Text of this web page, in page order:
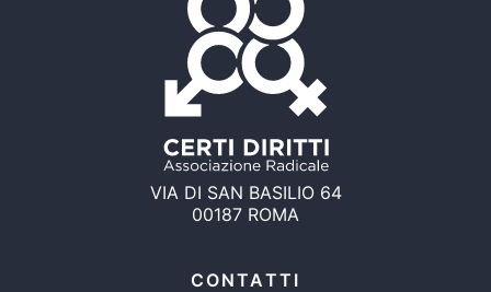
VIA DI SAN BASILIO 64
00187 ROMA
CONTATTI